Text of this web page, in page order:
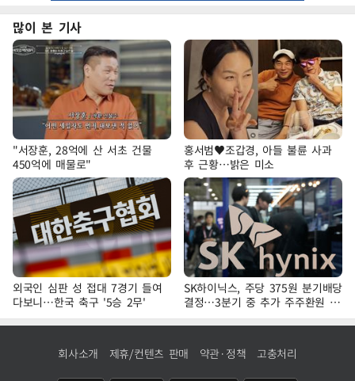
많이 본 기사
"서장훈, 28억에 산 서초 건물
450억에 매물로"
홍서범♥조갑경, 아들 불륜 사과
후 근황…밝은 미소
외국인 심판 성 접대 7경기 들여
다보니…한국 축구 '5승 2무'
SK하이닉스, 주당 375원 분기배당
결정…3분기 중 추가 주주환원 발
표
회사소개 제휴/컨텐츠 판매 약관·정책 고충처리